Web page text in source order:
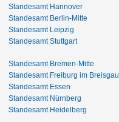
Standesamt Hannover
Standesamt Berlin-Mitte
Standesamt Leipzig
Standesamt Stuttgart
Standesamt Bremen-Mitte
Standesamt Freiburg im Breisgau
Standesamt Essen
Standesamt Nürnberg
Standesamt Heidelberg